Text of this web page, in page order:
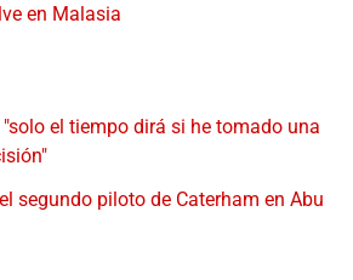
en Malasia
el tiempo dirá si he tomado una
segundo piloto de Caterham en Abu